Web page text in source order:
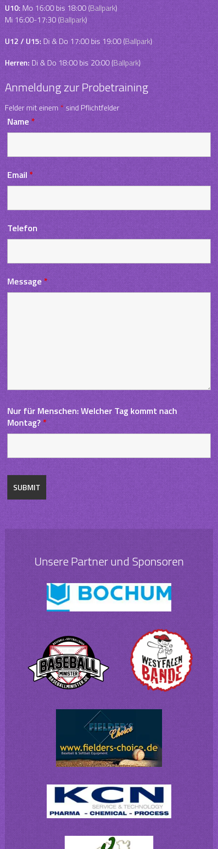
U10: Mo 16:00 bis 18:00 (Ballpark)
Mi 16:00-17:30 (Ballpark)
U12 / U15: Di & Do 17:00 bis 19:00 (Ballpark)
Herren: Di & Do 18:00 bis 20:00 (Ballpark)
Anmeldung zur Probetraining
Felder mit einem *sind Pflichtfelder
Name*
Email*
Telefon
Message *
Nur für Menschen: Welcher Tag kommt nach
Montag?*
Unsere Partner und Sponsoren